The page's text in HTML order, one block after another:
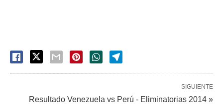
SIGUIENTE
Resultado Venezuela vs Perú - Eliminatorias 2014 »